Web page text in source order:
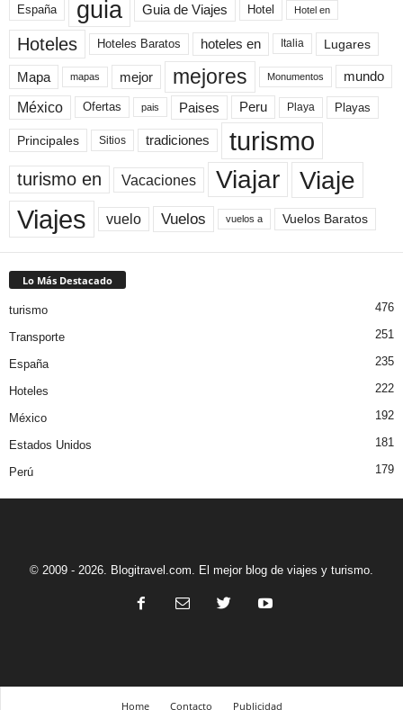
España guia Guia de Viajes Hotel Hotel en
Hoteles Hoteles Baratos hoteles en Italia Lugares
Mapa mapas mejor mejores Monumentos mundo
México Ofertas pais Paises Peru Playa Playas
Principales Sitios tradiciones turismo
turismo en Vacaciones Viajar Viaje
Viajes vuelo Vuelos vuelos a Vuelos Baratos
Lo Más Destacado
turismo 476
Transporte 251
España 235
Hoteles 222
México 192
Estados Unidos 181
Perú 179
© 2009 - 2026. Blogitravel.com. El mejor blog de viajes y turismo.
Home Contacto Publicidad